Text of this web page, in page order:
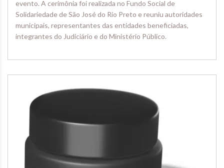
evento. A cerimônia foi realizada no Fundo Social de
Solidariedade de São José do Rio Preto e reuniu autoridades
municipais, representantes das entidades beneficiadas,
integrantes do Judiciário e do Ministério Público.